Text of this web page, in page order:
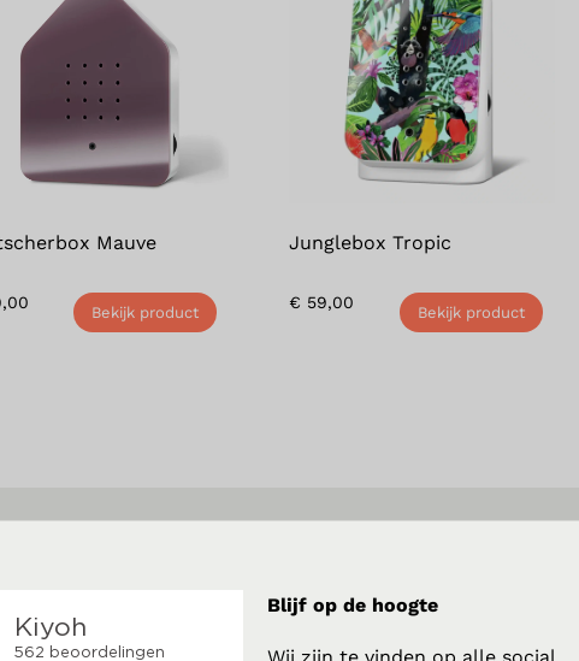
Mauve
Bekijk product
Junglebox Tropic
€ 59,00 Bekijk product
Blijf op de hoogte
Wij zijn te vinden op alle social